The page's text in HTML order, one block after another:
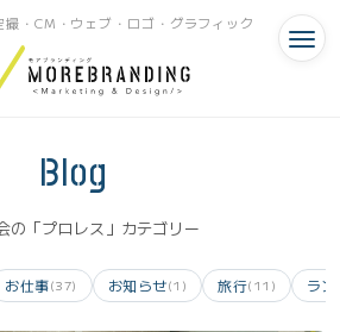
撮・CM・ウェブ・ロゴ・グラフィック
Blog
の「プロレス」カテゴリー
お仕事(37) お知らせ(1) 旅行(11) ラン